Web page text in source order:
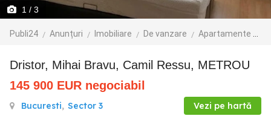
1 / 3
Publi24 Anunțuri Imobiliare De vanzare Apartamente de vanzare
Dristor, Mihai Bravu, Camil Ressu, METROU
145 900 EUR negociabil
Bucuresti, Sector 3 Vezi pe hartă